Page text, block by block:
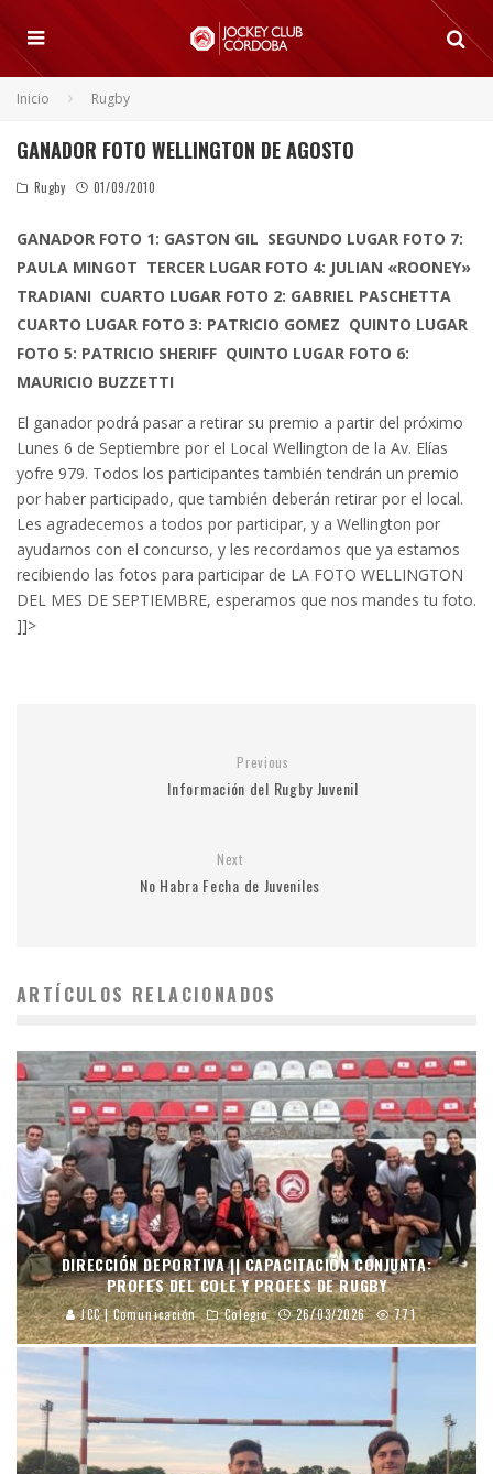
Inicio Rugby
GANADOR FOTO WELLINGTON DE AGOSTO
Rugby 01/09/2010
GANADOR FOTO 1: GASTON GIL SEGUNDO LUGAR FOTO 7:
PAULA MINGOT TERCER LUGAR FOTO 4: JULIAN «ROONEY»
TRADIANI CUARTO LUGAR FOTO 2: GABRIEL PASCHETTA
CUARTO LUGAR FOTO 3: PATRICIO GOMEZ QUINTO LUGAR
FOTO 5: PATRICIO SHERIFF QUINTO LUGAR FOTO 6:
MAURICIO BUZZETTI
El ganador podrá pasar a retirar su premio a partir del próximo
Lunes 6 de Septiembre por el Local Wellington de la Av. Elías
yofre 979. Todos los participantes también tendrán un premio
por haber participado, que también deberán retirar por el local.
Les agradecemos a todos por participar, y a Wellington por
ayudarnos con el concurso, y les recordamos que ya estamos
recibiendo las fotos para participar de LA FOTO WELLINGTON
DEL MES DE SEPTIEMBRE, esperamos que nos mandes tu foto.
]]>
Previous
Información del Rugby Juvenil
Next
No Habra Fecha de Juveniles
ARTÍCULOS RELACIONADOS
DIRECCIÓN DEPORTIVA || CAPACITACIÓN CONJUNTA:
PROFES DEL COLE Y PROFES DE RUGBY
JCC | Comunicación Colegio 26/03/2026 771